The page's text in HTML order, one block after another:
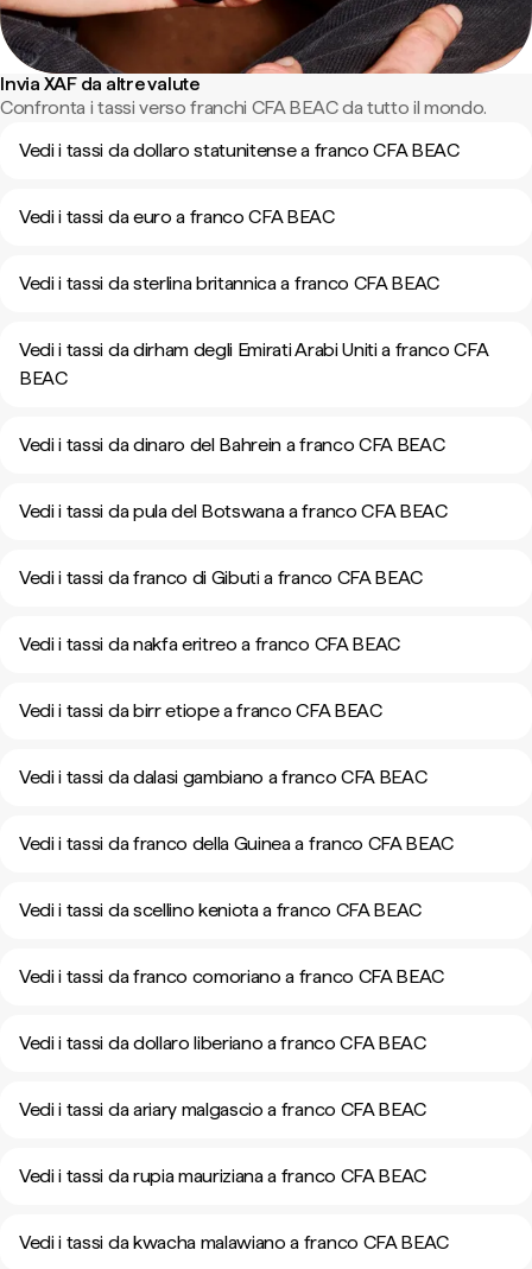
Invia XAF da altre valute
Confronta i tassi verso franchi CFA BEAC da tutto il mondo.
Vedi i tassi da dollaro statunitense a franco CFA BEAC
Vedi i tassi da euro a franco CFA BEAC
Vedi i tassi da sterlina britannica a franco CFA BEAC
Vedi i tassi da dirham degli Emirati Arabi Uniti a franco CFA
BEAC
Vedi i tassi da dinaro del Bahrein a franco CFA BEAC
Vedi i tassi da pula del Botswana a franco CFA BEAC
Vedi i tassi da franco di Gibuti a franco CFA BEAC
Vedi i tassi da nakfa eritreo a franco CFA BEAC
Vedi i tassi da birr etiope a franco CFA BEAC
Vedi i tassi da dalasi gambiano a franco CFA BEAC
Vedi i tassi da franco della Guinea a franco CFA BEAC
Vedi i tassi da scellino keniota a franco CFA BEAC
Vedi i tassi da franco comoriano a franco CFA BEAC
Vedi i tassi da dollaro liberiano a franco CFA BEAC
Vedi i tassi da ariary malgascio a franco CFA BEAC
Vedi i tassi da rupia mauriziana a franco CFA BEAC
Vedi i tassi da kwacha malawiano a franco CFA BEAC